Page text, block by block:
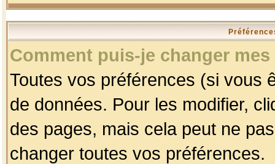
Comment puis-je changer
Toutes vos préférences (si vous
de données. Pour les modifier,
des pages, mais cela peut ne
changer toutes vos préférences.